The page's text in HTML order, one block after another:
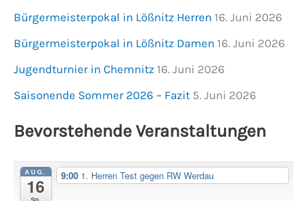
Bürgermeisterpokal in Lößnitz Herren 16. Juni 2026
Bürgermeisterpokal in Lößnitz Damen 16. Juni 2026
Jugendturnier in Chemnitz 16. Juni 2026
Saisonende Sommer 2026 – Fazit 5. Juni 2026
Bevorstehende Veranstaltungen
AUG.
16
9:00 1. Herren Test gegen RW Werdau